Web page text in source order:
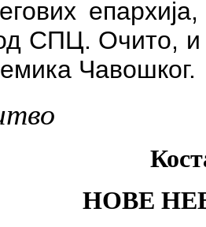
СПЦ. Очито, и
Чавошког.
НОВЕ